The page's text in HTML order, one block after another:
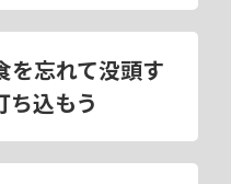
忘れて没頭す
ち込もう